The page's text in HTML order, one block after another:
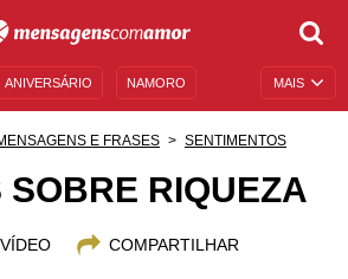
MAIS
ANIVERSÁRIO NAMORO
E FRASES SENTIMENTOS
SOBRE RIQUEZA
COMPARTILHAR